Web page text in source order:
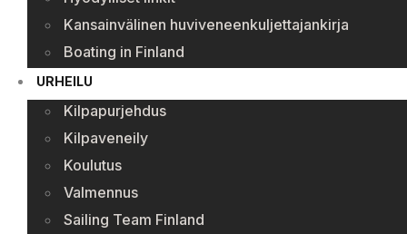
Kansainvälinen huviveneenkuljettajankirja
Boating in Finland
URHEILU
Kilpapurjehdus
Kilpaveneily
Koulutus
Valmennus
Sailing Team Finland